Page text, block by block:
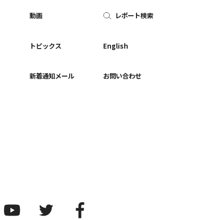
動画
トピックス
新着通知メール
レポート検索
English
お問い合わせ